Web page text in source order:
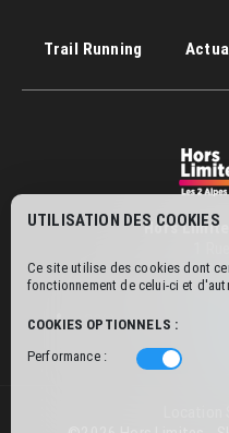
UTILISATION DES COOKIES
Ce site utilise des cookies dont
fonctionnement de celui-ci et
COOKIES OPTIONNELS :
Performance :
e
Hors
38860
+33(0)4 76 80 99 76
Trail Running